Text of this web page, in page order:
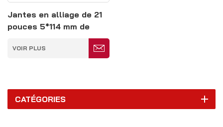
Jantes en alliage de 21
pouces 5*114 mm de
couleur argent et noir
VOIR PLUS
CATÉGORIES